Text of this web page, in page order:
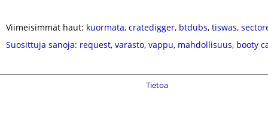
Viimeisimmät haut: kuormata, cratedigger, btdubs, tiswas,
Suosittuja sanoja: request, varasto, vappu, mahdollisuus, booty
Tietoa